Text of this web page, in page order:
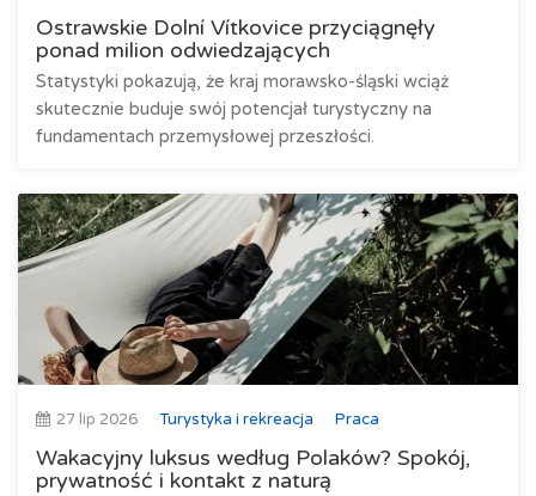
Ostrawskie Dolní Vítkovice przyciągnęły
ponad milion odwiedzających
Statystyki pokazują, że kraj morawsko-śląski wciąż
skutecznie buduje swój potencjał turystyczny na
fundamentach przemysłowej przeszłości.
27 lip 2026 Turystyka i rekreacja Praca
Wakacyjny luksus według Polaków? Spokój,
prywatność i kontakt z naturą